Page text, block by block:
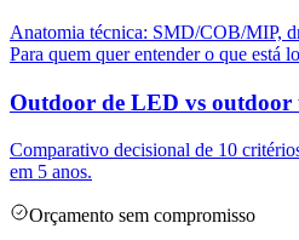
Anatomia técnica: SMD/COB/MIP,
Para quem quer entender o que está
Outdoor de LED vs
Comparativo decisional de 10
em 5 anos.
Orçamento sem compromisso